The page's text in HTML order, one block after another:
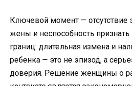
Ключевой момент — отсутствие
жены и неспособность
границ: длительная измена и
ребенка — это не эпизод, а
доверия. Решение женщины о